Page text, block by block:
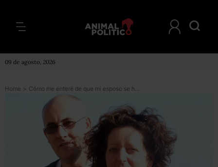
09 de agosto, 2026
Home > Cómo me enteré de que mi esposo se había casado con otra mujer